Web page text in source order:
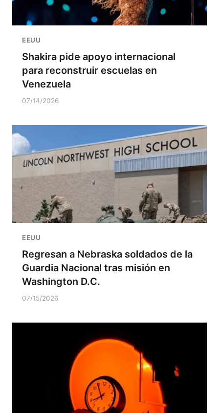
EEUU
Shakira pide apoyo internacional
para reconstruir escuelas en
Venezuela
07/14/2026
EEUU
Regresan a Nebraska soldados de la
Guardia Nacional tras misión en
Washington D.C.
07/15/2026